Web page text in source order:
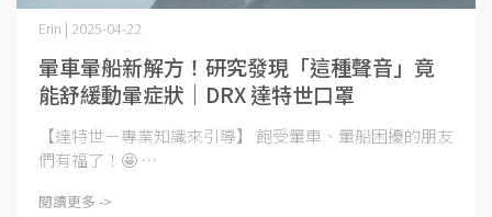
暈車暈船新解方！研究發現「這種聲音」竟
能舒緩動暈症狀｜DRX 達特世口罩
Erin | 2025-04-22
【達特世－專業知識來引導】 飽受暈車、暈船困擾的朋友
們有福了！🤩 ⋯
閱讀更多 ->